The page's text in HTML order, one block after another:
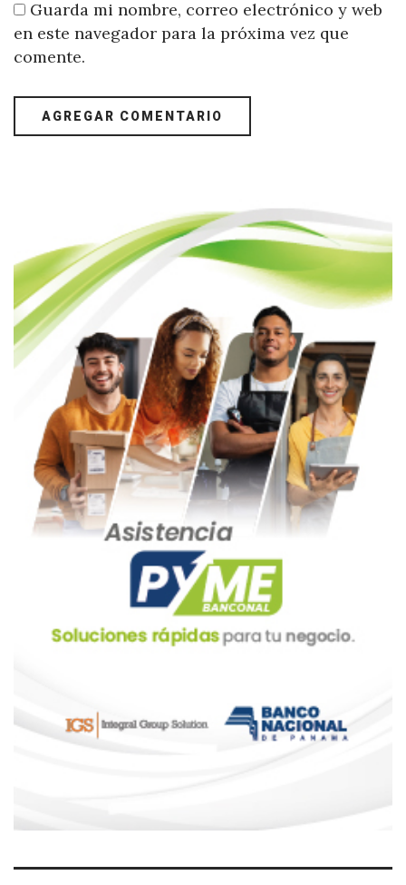
Guarda mi nombre, correo electrónico y web
en este navegador para la próxima vez que
comente.